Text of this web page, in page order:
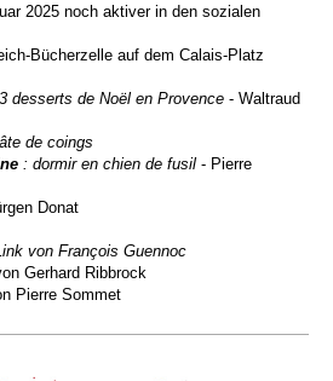
2025 noch aktiver in den sozialen
Bücherzelle auf dem Calais-Platz
desserts de Noël en Provence - Waltraud
de coings
: dormir en chien de fusil - Pierre
Donat
von François Guennoc
Gerhard Ribbrock
Pierre Sommet